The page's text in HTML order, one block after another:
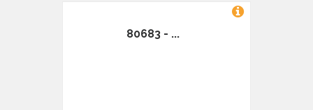
80683 - ...